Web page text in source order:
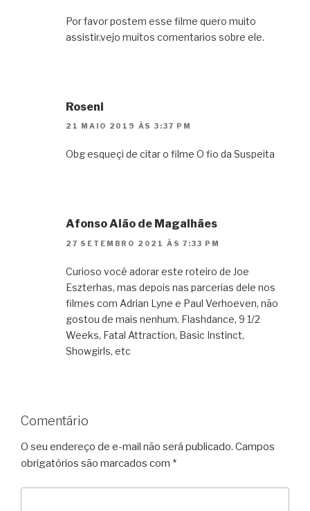
Por favor postem esse filme quero muito
assistir.vejo muitos comentarios sobre ele.
Roseni
21 MAIO 2019 ÀS 3:37 PM
Obg esqueçi de citar o filme O fio da Suspeita
Afonso Alão de Magalhães
27 SETEMBRO 2021 ÀS 7:33 PM
Curioso você adorar este roteiro de Joe
Eszterhas, mas depois nas parcerias dele nos
filmes com Adrian Lyne e Paul Verhoeven, não
gostou de mais nenhum. Flashdance, 9 1/2
Weeks, Fatal Attraction, Basic Instinct,
Showgirls, etc
Comentário
O seu endereço de e-mail não será publicado. Campos
obrigatórios são marcados com *